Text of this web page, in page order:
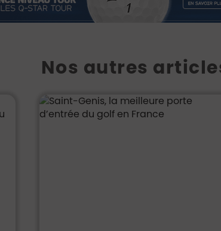
Nos autres